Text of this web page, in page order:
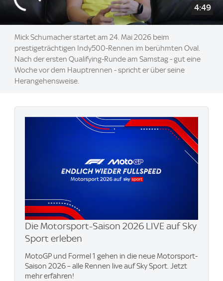
4:49
Mick Schumacher startet am 24. Mai 2026 beim
prestigeträchtigen Indy500-Rennen im berühmten Oval.
Nach der ersten Qualifying-Runde am Samstag - gut eine
Woche vor dem Hauptrennen - spricht er über seine
Herangehensweise.
Die Motorsport-Saison 2026 LIVE auf Sky
Sport erleben​
MotoGP und Formel 1 gehen in die neue Motorsport-
Saison 2026 – alle Rennen live auf Sky Sport. Jetzt
mehr erfahren!